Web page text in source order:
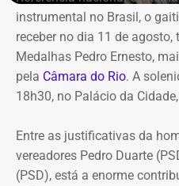
Entre os principais pontos
estão:
Mudança brusca na
20% logo na primeira
desrespeitando os estudos
consultoria financeira
instrumental no Brasil, o
receber no dia 11 de agosto,
Medalhas Pedro Ernesto,
pela Câmara do Rio. A
18h30, no Palácio da
Entre as justificativas da
vereadores Pedro Duarte
(PSD), está a enorme